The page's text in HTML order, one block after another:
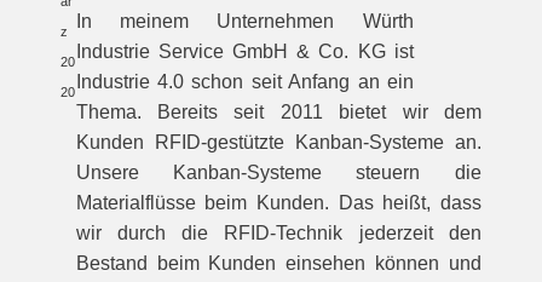
z
20
20
In meinem Unternehmen Würth
Industrie Service GmbH & Co. KG ist
Industrie 4.0 schon seit Anfang an ein
Thema. Bereits seit 2011 bietet wir dem
Kunden RFID-gestützte Kanban-Systeme an.
Unsere Kanban-Systeme steuern die
Materialflüsse beim Kunden. Das heißt, dass
wir durch die RFID-Technik jederzeit den
Bestand beim Kunden einsehen können und